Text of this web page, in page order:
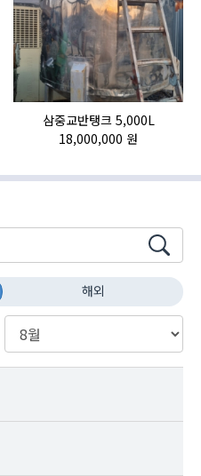
삼중교반탱크 5,000L
18,000,000 원
해외